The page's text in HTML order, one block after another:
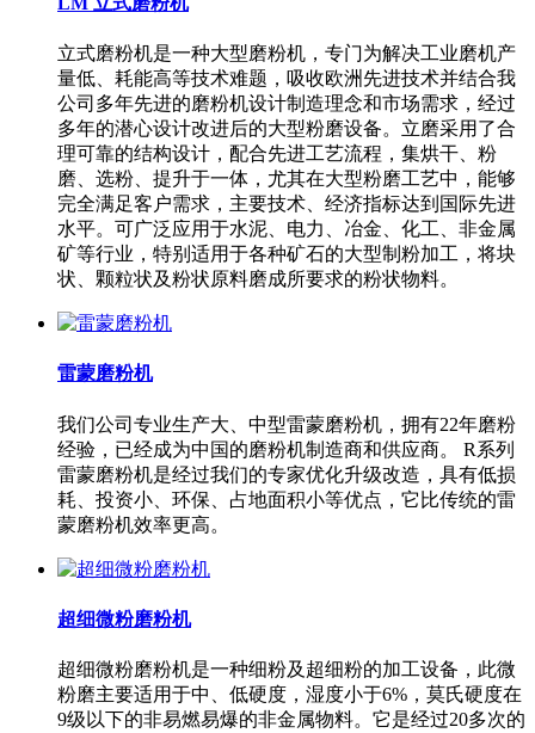
立式磨粉机是一种大型磨粉机，专门为解决工业磨机产
量低、耗能高等技术难题，吸收欧洲先进技术并结合我
公司多年先进的磨粉机设计制造理念和市场需求，经过
多年的潜心设计改进后的大型粉磨设备。立磨采用了合
理可靠的结构设计，配合先进工艺流程，集烘干、粉
磨、选粉、提升于一体，尤其在大型粉磨工艺中，能够
完全满足客户需求，主要技术、经济指标达到国际先进
水平。可广泛应用于水泥、电力、冶金、化工、非金属
矿等行业，特别适用于各种矿石的大型制粉加工，将块
状、颗粒状及粉状原料磨成所要求的粉状物料。
雷蒙磨粉机
我们公司专业生产大、中型雷蒙磨粉机，拥有22年磨粉
经验，已经成为中国的磨粉机制造商和供应商。 R系列
雷蒙磨粉机是经过我们的专家优化升级改造，具有低损
耗、投资小、环保、占地面积小等优点，它比传统的雷
蒙磨粉机效率更高。
超细微粉磨粉机
超细微粉磨粉机是一种细粉及超细粉的加工设备，此微
粉磨主要适用于中、低硬度，湿度小于6%，莫氏硬度在
9级以下的非易燃易爆的非金属物料。它是经过20多次的